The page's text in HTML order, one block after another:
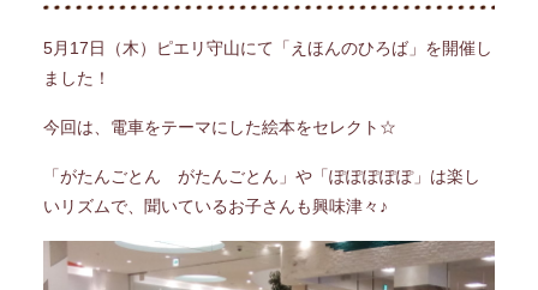
5月17日（木）ピエリ守山にて「えほんのひろば」を開催し
ました！
今回は、電車をテーマにした絵本をセレクト☆
「がたんごとん がたんごとん」や「ぽぽぽぽぽ」は楽し
いリズムで、聞いているお子さんも興味津々♪